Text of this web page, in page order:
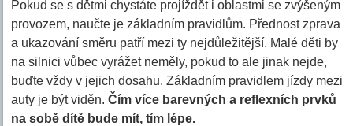
Pokud se s dětmi chystáte projíždět i oblastmi se zvýšeným
provozem, naučte je základním pravidlům. Přednost zprava
a ukazování směru patří mezi ty nejdůležitější. Malé děti by
na silnici vůbec vyrážet neměly, pokud to ale jinak nejde,
buďte vždy v jejich dosahu. Základním pravidlem jízdy mezi
auty je být viděn.Čím více barevných a reflexních prvků
na sobě dítě bude mít, tím lépe.